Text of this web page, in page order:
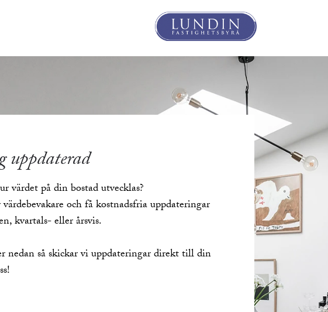
uppdaterad
värdet på din bostad utvecklas?
och få kostnadsfria uppdateringar
kvartals- eller årsvis.
nedan så skickar vi uppdateringar direkt till din